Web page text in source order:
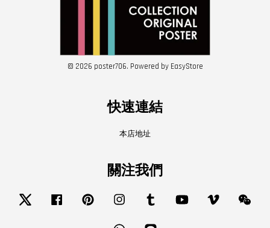
© 2026 poster706. Powered by EasyStore
快速連結
本店地址
關注我們
Twitter Facebook Pinterest Instagram Tumblr YouTube Vimeo